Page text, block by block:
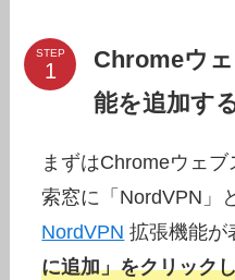
STEP
Chromeウ
能を追加す
まずはChromeウェ
索窓に「NordVPN」
NordVPN 拡張機能が
に追加」をクリック